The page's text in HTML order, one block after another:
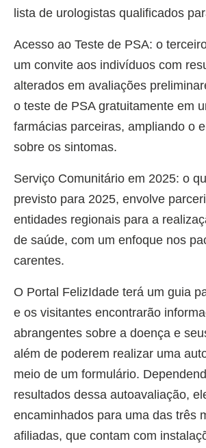
lista de urologistas qualificados
Acesso ao Teste de PSA: o
um convite aos indivíduos com
alterados em avaliações
o teste de PSA gratuitamente em
farmácias parceiras, ampliando o
sobre os sintomas.
Serviço Comunitário em 2025: o
previsto para 2025, envolve
entidades regionais para a
de saúde, com um enfoque nos
carentes.
O Portal FelizIdade terá um guia
e os visitantes encontrarão
abrangentes sobre a doença e
além de poderem realizar uma
meio de um formulário.
resultados dessa autoavaliação,
encaminhados para uma das três
afiliadas, que contam com